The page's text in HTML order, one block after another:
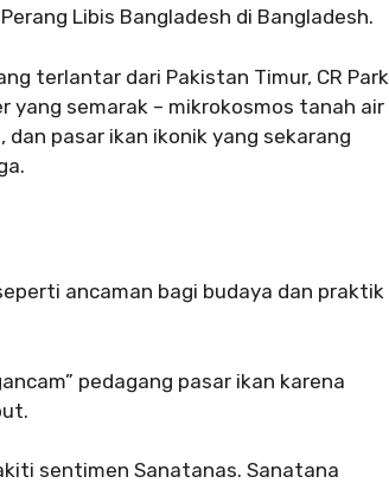
Libis Bangladesh di Bangladesh.
terlantar dari Pakistan Timur, CR Park
yang semarak – mikrokosmos tanah air
pasar ikan ikonik yang sekarang
ancaman bagi budaya dan praktik
pedagang pasar ikan karena
sentimen Sanatanas. Sanatana